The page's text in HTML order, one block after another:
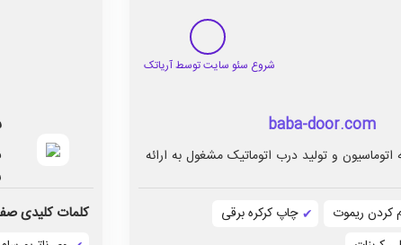
کلمات کلیدی
baba-door.com
در زمینه اتوماسیون و تولید درب اتوماتیک مشغول به ارائه
کردن ریموت
چاپ کرکره برقی